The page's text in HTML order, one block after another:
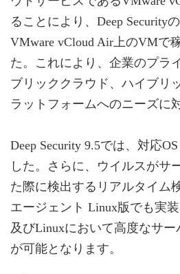
ることにより、Deep Security
VMware vCloud Air上のVMで
た。これにより、企業のプラ
ブリッククラウド、ハイブリ
ラットフォームへのニーズに
Deep Security 9.5では、対応
した。さらに、ウイルスがサ
た際に検出するリアルタイム
エージェント Linux版でも実
及びLinuxにおいて高度なサ
が可能となります。